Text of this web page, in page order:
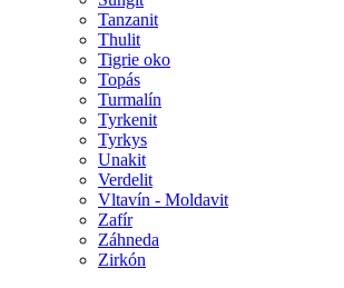
Tanzanit
Thulit
Tigrie oko
Topás
Turmalín
Tyrkenit
Tyrkys
Unakit
Verdelit
Vltavín - Moldavit
Zafír
Záhneda
Zirkón